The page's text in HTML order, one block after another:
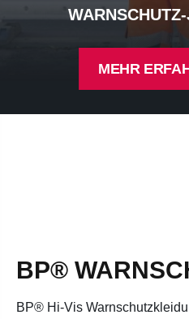
MEHR
BP®
BP® Hi-Vis